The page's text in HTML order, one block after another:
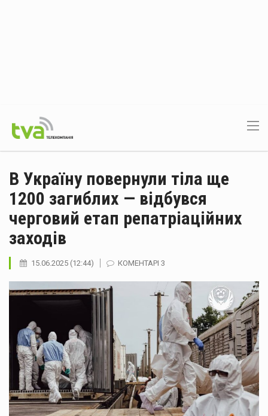
В Україну повернули тіла ще
1200 загиблих — відбувся
черговий етап репатріаційних
заходів
15.06.2025 (12:44) КОМЕНТАРІ 3